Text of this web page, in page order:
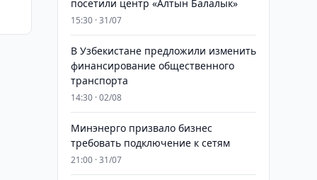
посетили центр «Алтын Балалык»
15:30 · 31/07
В Узбекистане предложили изменить
финансирование общественного
транспорта
14:30 · 02/08
Минэнерго призвало бизнес
требовать подключение к сетям
21:00 · 31/07